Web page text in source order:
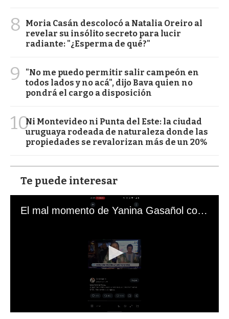
8
Moria Casán descolocó a Natalia Oreiro al
revelar su insólito secreto para lucir
radiante: "¿Esperma de qué?"
9
"No me puedo permitir salir campeón en
todos lados y no acá", dijo Bava quien no
pondrá el cargo a disposición
10Ni Montevideo ni Punta del Este: la ciudad
uruguaya rodeada de naturaleza donde las
propiedades se revalorizan más de un 20%
Te puede interesar
El mal momento de Yanina Gasañol con un hincha argentino en "Subrayado"